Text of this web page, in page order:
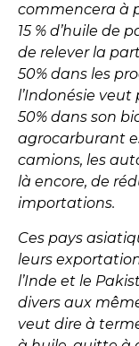
commencera à
15 % d’huile de
de relever la
50% dans les
l’Indonésie veut
50% dans son
agrocarburant
camions, les
là encore, de
importations.
Ces pays
leurs
l’Inde et le
divers aux
veut dire à